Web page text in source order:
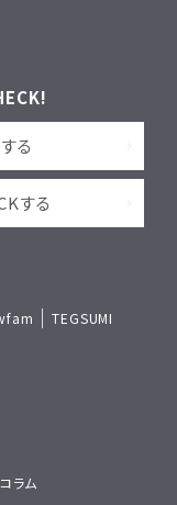
る
する
TEGSUMI
ラム